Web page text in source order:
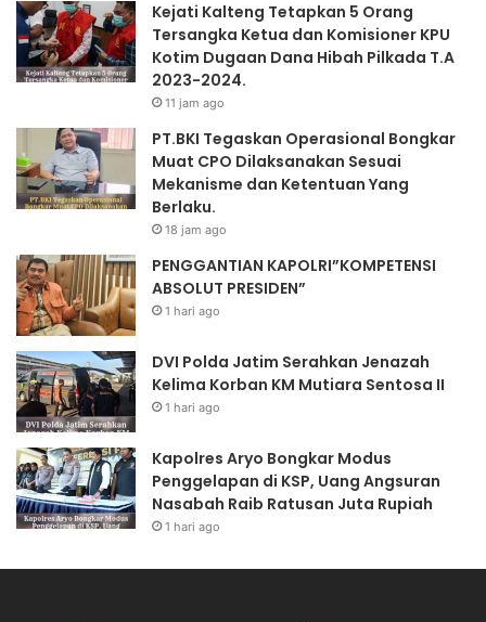
Kejati Kalteng Tetapkan 5 Orang
Tersangka Ketua dan Komisioner KPU
Kotim Dugaan Dana Hibah Pilkada T.A
2023-2024.
11 jam ago
PT.BKI Tegaskan Operasional Bongkar
Muat CPO Dilaksanakan Sesuai
Mekanisme dan Ketentuan Yang
Berlaku.
18 jam ago
PENGGANTIAN KAPOLRI”KOMPETENSI
ABSOLUT PRESIDEN”
1 hari ago
DVI Polda Jatim Serahkan Jenazah
Kelima Korban KM Mutiara Sentosa II
1 hari ago
Kapolres Aryo Bongkar Modus
Penggelapan di KSP, Uang Angsuran
Nasabah Raib Ratusan Juta Rupiah
1 hari ago